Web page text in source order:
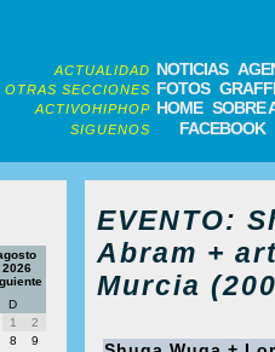
ACTUALIDAD NOTICIAS
OTRAS SECCIONES FOTOS
ACTIVOHIPHOP HOME SOBRE
SIGUENOS FACEBOOK
2026
D
1
2
8
9
EVENTO:
Abram +
Murcia